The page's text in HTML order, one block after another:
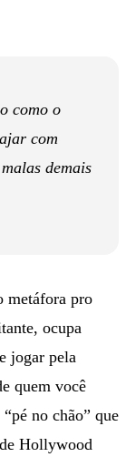
como o
com
demais
metáfora pro
ocupa
jogar pela
quem você
no chão” que
Hollywood